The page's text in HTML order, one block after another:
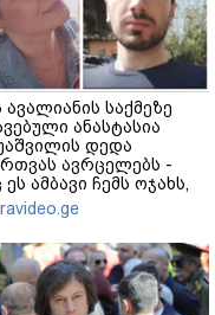
ავალიანის საქმეზე
ანასტასია
დედა
ავრცელებს -
ამბავი ჩემს ოჯახს,
ანასტასიას გადახდა
მის მერე მე მე არ